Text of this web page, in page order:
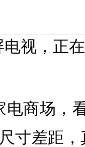
视，正在
场，看
寸差距